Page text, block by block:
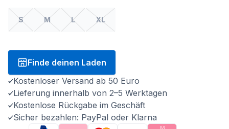
S M L XL
Finde deinen Laden
Kostenloser Versand ab 50 Euro
Lieferung innerhalb von 2–5 Werktagen
Kostenlose Rückgabe im Geschäft
Sicher bezahlen: PayPal oder Klarna